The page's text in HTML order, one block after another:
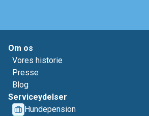
Om os
Vores historie
Presse
Blog
Serviceydelser
Hundepension